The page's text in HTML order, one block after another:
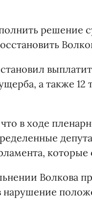
решение
а также 12
в ходе
которые
Волкова
нарушение